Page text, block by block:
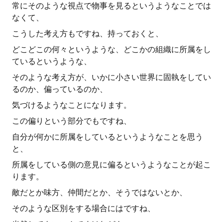
常にそのような視点で物事を見るというようなことでは
なくて、
こうした考え方もですね、持っておくと、
どこどこの何々というような、どこかの組織に所属をし
ているというような、
そのような考え方が、いかに小さい世界に固執をしてい
るのか、偏っているのか、
気づけるようなことになります。
この偏りという部分でもですね、
自分が何かに所属をしているというようなことを思う
と、
所属をしている側の意見に偏るというようなことが起こ
ります。
敵だとか味方、仲間だとか、そうではないとか、
そのような区別をする場合にはですね、